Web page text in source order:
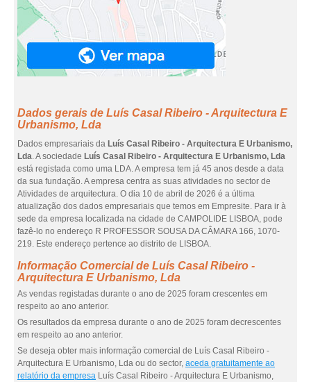
Dados gerais de Luís Casal Ribeiro - Arquitectura E
Urbanismo, Lda
Dados empresariais da Luís Casal Ribeiro - Arquitectura E Urbanismo,
Lda. A sociedade Luís Casal Ribeiro - Arquitectura E Urbanismo, Lda
está registada como uma LDA. A empresa tem já 45 anos desde a data
da sua fundação. A empresa centra as suas atividades no sector de
Atividades de arquitectura. O dia 10 de abril de 2026 é a última
atualização dos dados empresariais que temos em Empresite. Para ir à
sede da empresa localizada na cidade de CAMPOLIDE LISBOA, pode
fazê-lo no endereço R PROFESSOR SOUSA DA CÂMARA 166, 1070-
219. Este endereço pertence ao distrito de LISBOA.
Informação Comercial de Luís Casal Ribeiro -
Arquitectura E Urbanismo, Lda
As vendas registadas durante o ano de 2025 foram crescentes em
respeito ao ano anterior.
Os resultados da empresa durante o ano de 2025 foram decrescentes
em respeito ao ano anterior.
Se deseja obter mais informação comercial de Luís Casal Ribeiro -
Arquitectura E Urbanismo, Lda ou do sector, aceda gratuitamente ao
relatório da empresa Luís Casal Ribeiro - Arquitectura E Urbanismo,